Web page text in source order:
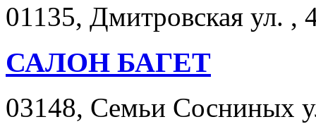
01135, Дмитровская ул. ,
САЛОН БАГЕТ
03148, Семьи Сосниных